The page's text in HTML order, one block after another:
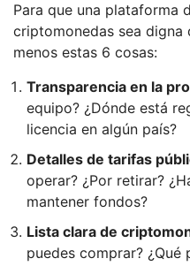
Para que una plataforma
criptomonedas sea digna
menos estas 6 cosas:
Transparencia en la
equipo? ¿Dónde está
licencia en algún país?
Detalles de tarifas
operar? ¿Por retirar?
mantener fondos?
Lista clara de
puedes comprar?